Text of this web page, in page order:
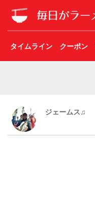
タイムライン クーポン
ジェームス♫